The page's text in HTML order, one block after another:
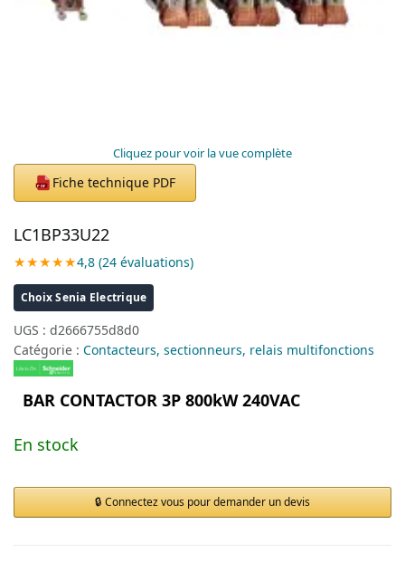
Cliquez pour voir la vue complète
PDF Fiche technique PDF
LC1BP33U22
★★★★★4,8 (24 évaluations)
Choix Senia Electrique
UGS : d2666755d8d0
Catégorie : Contacteurs, sectionneurs, relais multifonctions
BAR CONTACTOR 3P 800kW 240VAC
En stock
Connectez vous pour demander un devis